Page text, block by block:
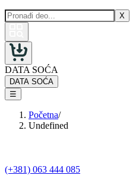
X
DATA SOĆA
DATA SOĆA
☰
Početna/
Undefined
(+381) 063 444 085